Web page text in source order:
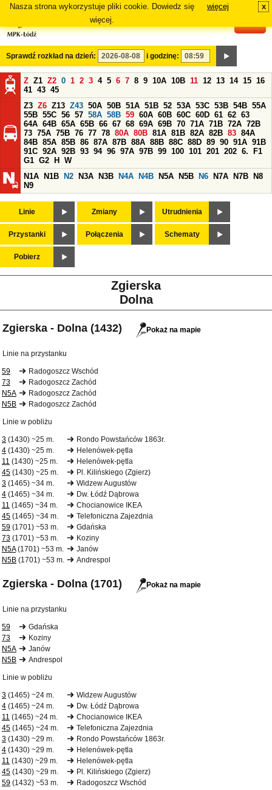
Nasza strona wykorzystuje pliki cookie. Dowiedz się
więcej.
więcej x
Sprawdź rozkład na dzień: i godzinę:
Z Z1 Z2 0 1 2 3 4 5 6 7 8 9 10A 10B 11 12 13 14 15 16
41 43 45
Z3 Z6 Z13 Z43 50A 50B 51A 51B 52 53A 53C 53B 54B 55A
55B 55C 56 57 58A 58B 59 60A 60B 60C 60D 61 62 63
64A 64B 65A 65B 66 67 68 69A 69B 70 71A 71B 72A 72B
73 75A 75B 76 77 78 80A 80B 81A 81B 82A 82B 83 84A
84B 85A 85B 86 87A 87B 88A 88B 88C 88D 89 90 91A 91B
91C 92A 92B 93 94 96 97A 97B 99 100 101 201 202 6.
F1
G1 G2 H
W
N1A
N1B N2 N3A N3B N4A N4B N5A N5B N6 N7A N7B
N8
N9
Linie Zmiany Utrudnienia
Przystanki Połączenia Schematy
Pobierz
Zgierska
Dolna
Zgierska - Dolna (1432) Pokaż na mapie
Linie na przystanku
59
Radogoszcz Wschód
73
Radogoszcz Zachód
N5A
Radogoszcz Zachód
N5B
Radogoszcz Zachód
Linie w pobliżu
3 (1430) ~25 m.
Rondo Powstańców 1863r.
4 (1430) ~25 m.
Helenówek-pętla
11 (1430) ~25 m.
Helenówek-pętla
45 (1430) ~25 m.
Pl. Kilińskiego (Zgierz)
3 (1465) ~34 m.
Widzew Augustów
4 (1465) ~34 m.
Dw. Łódź Dąbrowa
11 (1465) ~34 m.
Chocianowice IKEA
45 (1465) ~34 m.
Telefoniczna Zajezdnia
59 (1701) ~53 m.
Gdańska
73 (1701) ~53 m.
Koziny
N5A(1701) ~53 m.
Janów
N5B (1701) ~53 m. Andrespol
Zgierska - Dolna (1701) Pokaż na mapie
Linie na przystanku
59
Gdańska
73
Koziny
N5A
Janów
N5B
Andrespol
Linie w pobliżu
3 (1465) ~24 m.
Widzew Augustów
4 (1465) ~24 m.
Dw. Łódź Dąbrowa
11 (1465) ~24 m.
Chocianowice IKEA
45 (1465) ~24 m.
Telefoniczna Zajezdnia
3 (1430) ~29 m.
Rondo Powstańców 1863r.
4 (1430) ~29 m.
Helenówek-pętla
11 (1430) ~29 m.
Helenówek-pętla
45 (1430) ~29 m.
Pl. Kilińskiego (Zgierz)
59 (1432) ~53 m.
Radogoszcz Wschód